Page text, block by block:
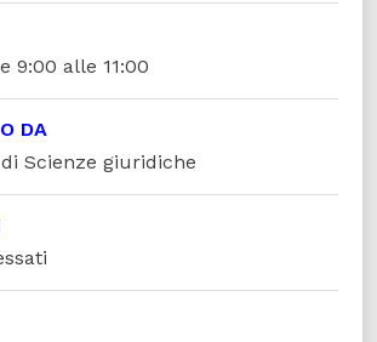
9:00 alle 11:00
DA
Scienze giuridiche